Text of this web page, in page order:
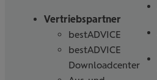
Vertriebspartner
bestADVICE
bestADVICE
Downloadcenter